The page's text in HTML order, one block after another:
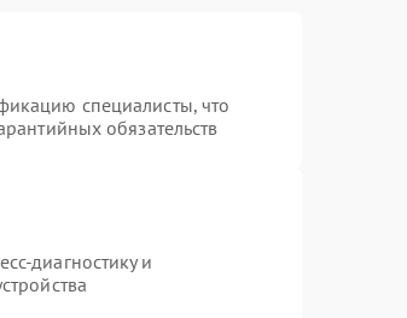
специалисты, что
обязательств
диагностику и